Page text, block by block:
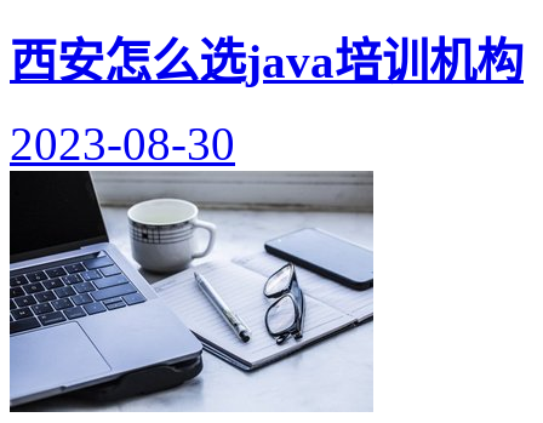
西安怎么选java培训机构
2023-08-30